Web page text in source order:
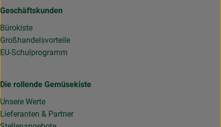
Geschäftskunden
Bürokiste
Großhandelsvorteile
EU-Schulprogramm
Die rollende Gemüsekiste
Unsere Werte
Lieferanten & Partner